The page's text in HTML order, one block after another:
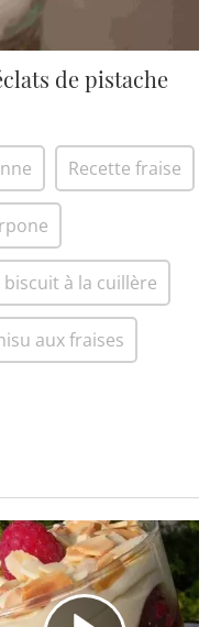
de pistache
Recette fraise
biscuit à la cuillère
aux fraises